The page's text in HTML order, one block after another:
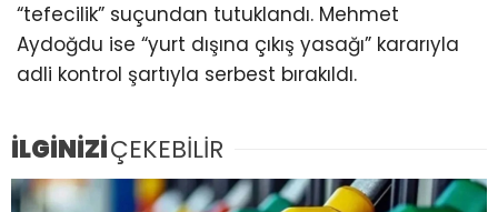
“tefecilik” suçundan tutuklandı. Mehmet
Aydoğdu ise “yurt dışına çıkış yasağı” kararıyla
adli kontrol şartıyla serbest bırakıldı.
İLGİNİZİÇEKEBİLİR